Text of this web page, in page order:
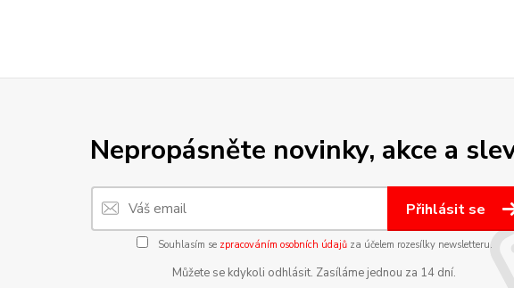
Nepropásněte novinky, akce a
Přihlásit se
Souhlasím se zpracováním osobních údajůza účelem rozesílky newsletteru.
Můžete se kdykoli odhlásit. Zasíláme jednou za 14 dní.